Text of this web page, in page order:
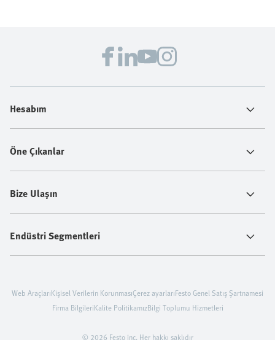
Hesabım
Öne Çıkanlar
Bize Ulaşın
Endüstri Segmentleri
© 2026 Festo inc. Her hakkı saklıdır
Web AraçlarıKişisel Verilerin KorunmasıÇerez ayarlarıFesto Genel Satış Şartnamesi
Firma BilgileriKalite PolitikamızBilgi Toplumu Hizmetleri